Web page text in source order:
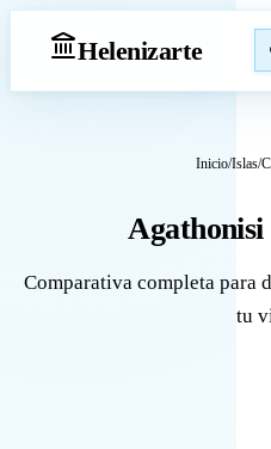
Helenizarte
Inicio/Islas/
Agathonisi
Comparativa completa para
tu